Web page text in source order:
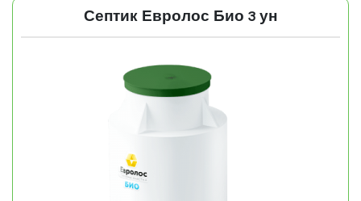
Септик Евролос Био 3 ун